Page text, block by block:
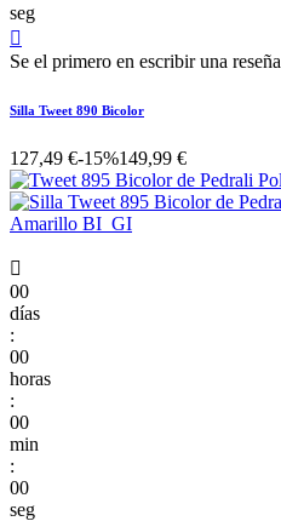
seg

Se el primero en escribir una reseña
Silla Tweet 890 Bicolor
127,49 €-15%149,99 €

00
días
:
00
horas
:
00
min
:
00
seg